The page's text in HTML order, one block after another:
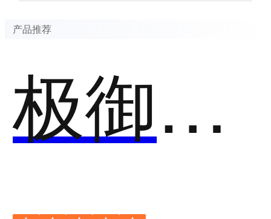
产品推荐
极御云安全-抗D云WAF